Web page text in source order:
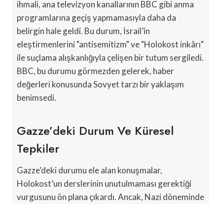
ihmali, ana televizyon kanallarının BBC gibi anma
programlarına geçiş yapmamasıyla daha da
belirgin hale geldi. Bu durum, İsrail’in
eleştirmenlerini "antisemitizm" ve "Holokost inkârı"
ile suçlama alışkanlığıyla çelişen bir tutum sergiledi.
BBC, bu durumu görmezden gelerek, haber
değerleri konusunda Sovyet tarzı bir yaklaşım
benimsedi.
Gazze’deki Durum Ve Küresel
Tepkiler
Gazze’deki durumu ele alan konuşmalar,
Holokost’un derslerinin unutulmaması gerektiği
vurgusunu ön plana çıkardı. Ancak, Nazi döneminde